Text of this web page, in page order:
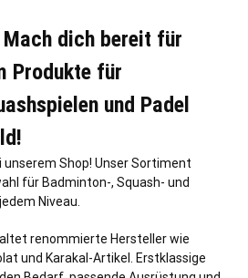
dich bereit für
Produkte für
und Padel
unserem Shop! Unser Sortiment
für Badminton-, Squash- und
Niveau.
renommierte Hersteller wie
und Karakal-Artikel. Erstklassige